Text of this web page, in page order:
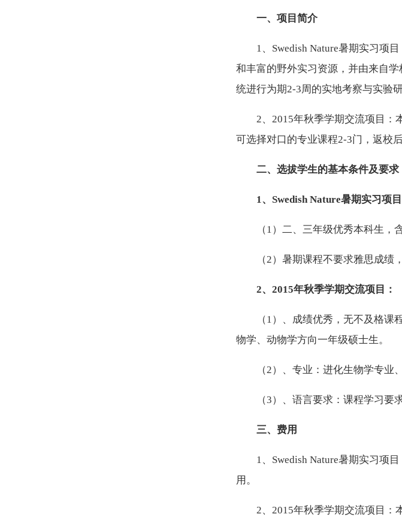
一、项目简介
1、Swedish Nature暑期实习项
和丰富的野外实习资源，并由来自
统进行为期2-3周的实地考察与实验研
2、2015年秋季学期交流项目：
可选择对口的专业课程2-3门，返校
二、选拔学生的基本条件及要求
1、 Swedish Nature暑期实习项目
（1）二、三年级优秀本科生，
（2）暑期课程不要求雅思成绩
2、2015年秋季学期交流项目：
（1）、成绩优秀，无不及格
物学、动物学方向一年级硕士生。
（2）、专业：进化生物学专业
（3）、语言要求：课程学习要
三、费用
1、Swedish Nature暑期实习项
用。
2、2015年秋季学期交流项目：